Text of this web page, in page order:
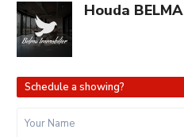
Houda BELMA
Schedule a showing?